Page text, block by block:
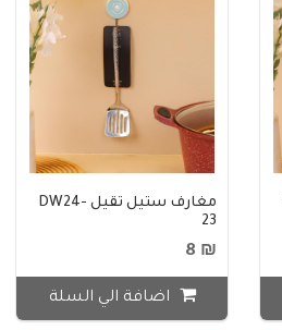
مغارف ستيل ثقيل DW24-
23
₪ 8
اضافة الي السلة